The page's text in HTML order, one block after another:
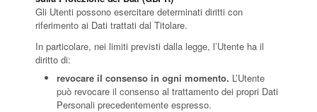
Gli Utenti possono esercitare determinati diritti con
riferimento ai Dati trattati dal Titolare.
In particolare, nei limiti previsti dalla legge, l’Utente ha il
diritto di:
revocare il consenso in ogni momento. L’Utente
può revocare il consenso al trattamento dei propri Dati
Personali precedentemente espresso.